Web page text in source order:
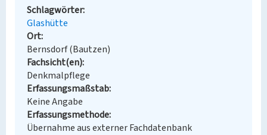
Schlagwörter
Glashütte
Ort
Bernsdorf (Bautzen)
Fachsicht(en)
Denkmalpflege
Erfassungsmaßstab
Keine Angabe
Erfassungsmethode
Übernahme aus externer Fachdatenbank